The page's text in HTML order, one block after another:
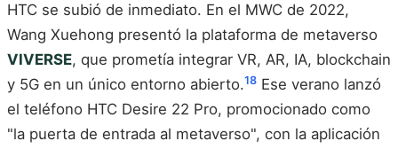
HTC se subió de inmediato. En el MWC de 2022,
Wang Xuehong presentó la plataforma de metaverso
VIVERSE, que prometía integrar VR, AR, IA, blockchain
y 5G en un único entorno abierto.18 Ese verano lanzó
el teléfono HTC Desire 22 Pro, promocionado como
"la puerta de entrada al metaverso", con la aplicación